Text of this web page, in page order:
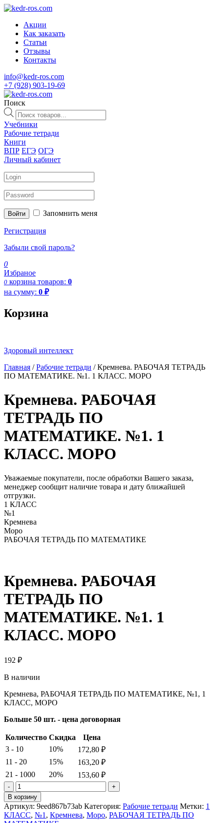
Акции
Как заказать
Статьи
Отзывы
Контакты
info@kedr-ros.com
+7 (928) 903-19-69
Поиск
Поиск
товаров
Учебники
Рабочие тетради
Книги
ВПР ЕГЭ ОГЭ
Личный кабинет
Войти Запомнить меня
Регистрация
Забыли свой пароль?
0
Избраное
0 корзина товаров: 0
на сумму: 0 ₽
Корзина
Здоровый интеллект
Главная /Рабочие тетради / Кремнева. РАБОЧАЯ ТЕТРАДЬ
ПО МАТЕМАТИКЕ. №1. 1 КЛАСС. МОРО
Кремнева. РАБОЧАЯ
ТЕТРАДЬ ПО
МАТЕМАТИКЕ. №1. 1
КЛАСС. МОРО
Уважаемые покупатели, после обработки Вашего заказа,
менеджер сообщит наличие товара и дату ближайшей
отгрузки.
1 КЛАСС
№1
Кремнева
Моро
РАБОЧАЯ ТЕТРАДЬ ПО МАТЕМАТИКЕ
Кремнева. РАБОЧАЯ
ТЕТРАДЬ ПО
МАТЕМАТИКЕ. №1. 1
КЛАСС. МОРО
192 ₽
В наличии
Кремнева, РАБОЧАЯ ТЕТРАДЬ ПО МАТЕМАТИКЕ, №1, 1
КЛАСС, МОРО
Больше 50 шт. - цена договорная
Количество Скидка
Цена
3 - 10
10% 172,80 ₽
11 - 20
15% 163,20 ₽
21 - 1000
20% 153,60 ₽
Количество
товара
Кремнева.
РАБОЧАЯ
ТЕТРАДЬ
В корзину
Артикул: 9eed867b73ab Категория: Рабочие тетради Метки: 1
КЛАСС, №1, Кремнева, Моро, РАБОЧАЯ ТЕТРАДЬ ПО